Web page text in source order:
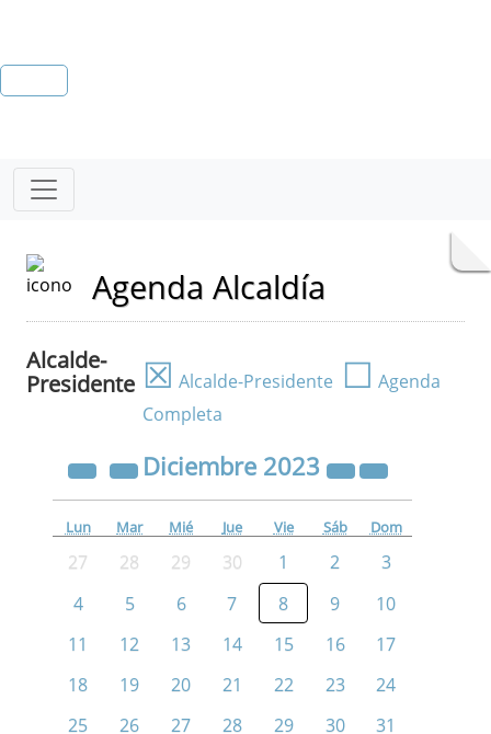
Agenda Alcaldía
Alcalde-
Presidente ☒ Alcalde-Presidente ☐ Agenda
Completa
Diciembre 2023
Lun Mar Mié Jue Vie Sáb Dom
27 28 29 30 1 2
3
4
5 6 7 8 9
10
11
12 13 14 15 16
17
18
19 20 21 22 23
24
25
26 27 28 29 30
31